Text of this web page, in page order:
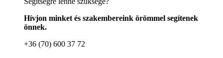
Hívjon minket és szakembereink örömmel segítenek
önnek.
+36 (70) 600 37 72